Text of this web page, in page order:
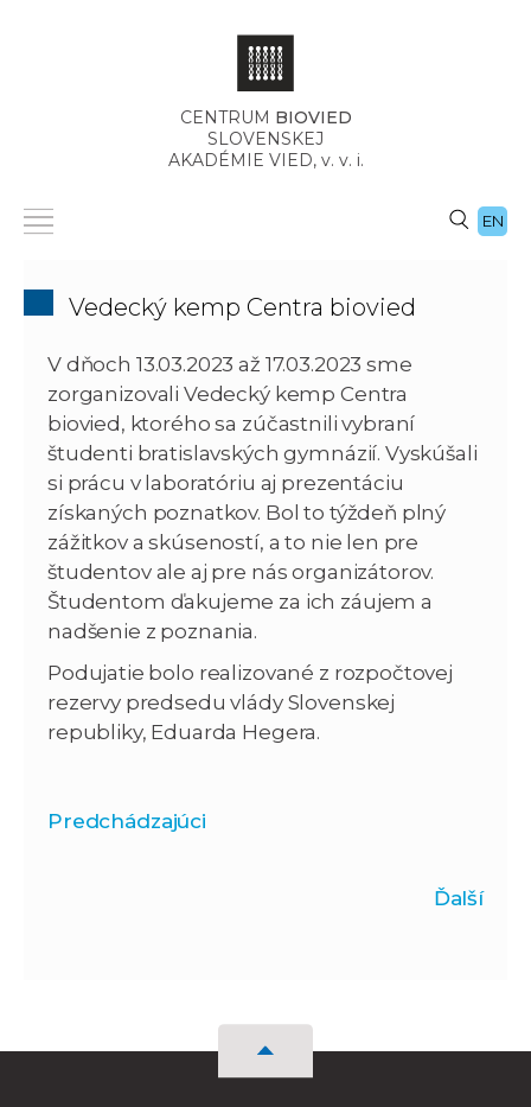
CENTRUM BIOVIED
SLOVENSKEJ
AKADÉMIE VIED, v. v. i.
EN
Vedecký kemp Centra biovied
V dňoch 13.03.2023 až 17.03.2023 sme
zorganizovali Vedecký kemp Centra
biovied, ktorého sa zúčastnili vybraní
študenti bratislavských gymnázií. Vyskúšali
si prácu v laboratóriu aj prezentáciu
získaných poznatkov. Bol to týždeň plný
zážitkov a skúseností, a to nie len pre
študentov ale aj pre nás organizátorov.
Študentom ďakujeme za ich záujem a
nadšenie z poznania.
Podujatie bolo realizované z rozpočtovej
rezervy predsedu vlády Slovenskej
republiky, Eduarda Hegera.
Predchádzajúci
Ďalší